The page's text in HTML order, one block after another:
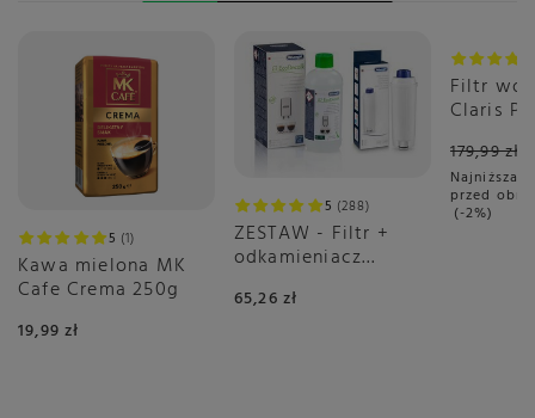
5 1
Kawa mielona MK
Cafe Crema 250g
19,99 zł
5 288
ZESTAW - Filtr +
odkamieniacz
65,26 zł
Filtr
Claris
179,99 zł
Najniższa
przed
-2%